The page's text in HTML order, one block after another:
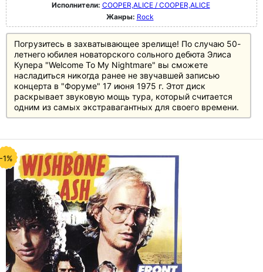
Исполнители: COOPER,ALICE / COOPER,ALICE
Жанры: Rock
Погрузитесь в захватывающее зрелище! По случаю 50-
летнего юбилея новаторского сольного дебюта Элиса
Купера "Welcome To My Nightmare" вы сможете
насладиться никогда ранее не звучавшей записью
концерта в "Форуме" 17 июня 1975 г. Этот диск
раскрывает звуковую мощь тура, который считается
одним из самых экстравагантных для своего времени.
-1%